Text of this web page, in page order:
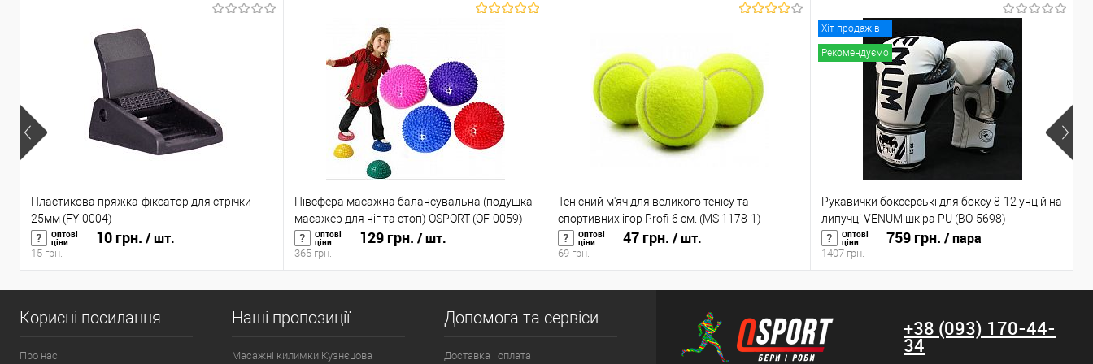
Пластикова пряжка-фіксатор для стрічки
25мм (FY-0004)
Оптові
ціни 10 грн. / шт.
15 грн.
Півсфера масажна балансувальна (подушка
масажер для ніг та стоп) OSPORT (OF-0059)
Оптові
ціни 129 грн. / шт.
365 грн.
Тенісний м'яч для великого тенісу та
спортивних ігор Profi 6 см. (MS 1178-1)
Оптові
ціни 47 грн. / шт.
69 грн.
Хіт продажів
Рекомендуємо
Рукавички боксерські для боксу 8-12 унцій на
липучці VENUM шкіра PU (BO-5698)
Оптові
ціни 759 грн. / пара
1407 грн.
Корисні посилання
Про нас
Наші пропозиції
Масажні килимки Кузнєцова
Допомога та сервіси
Доставка і оплата
+38 (093) 170-44-
34